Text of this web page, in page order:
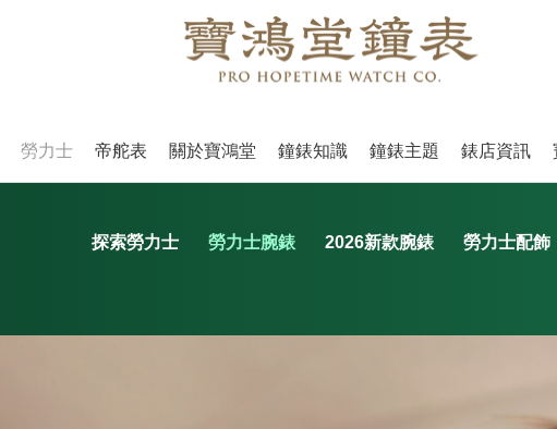
勞力士 帝舵表 關於寶鴻堂 鐘錶知識 鐘錶主題 錶店資訊
探索勞力士 勞力士腕錶 2026新款腕錶 勞力士配飾